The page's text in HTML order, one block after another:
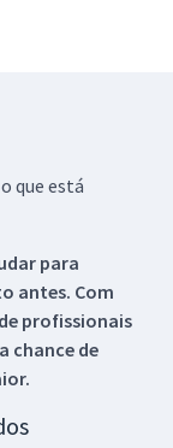
que está
para
antes. Com
profissionais
chance de